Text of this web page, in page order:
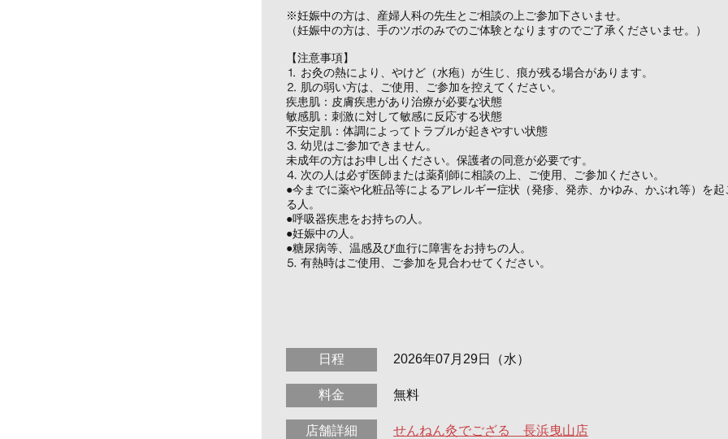
※妊娠中の方は、産婦人科の先生とご相談の上ご参加下さいませ。
（妊娠中の方は、手のツボのみでのご体験となりますのでご了承くださいませ。）
【注意事項】
⒈ お灸の熱により、やけど（水疱）が生じ、痕が残る場合があります。
⒉ 肌の弱い方は、ご使用、ご参加を控えてください。
疾患肌：皮膚疾患があり治療が必要な状態
敏感肌：刺激に対して敏感に反応する状態
不安定肌：体調によってトラブルが起きやすい状態
⒊ 幼児はご参加できません。
未成年の方はお申し出ください。保護者の同意が必要です。
⒋ 次の人は必ず医師または薬剤師に相談の上、ご使用、ご参加ください。
●今までに薬や化粧品等によるアレルギー症状（発疹、発赤、かゆみ、かぶれ等）を起
る人。
●呼吸器疾患をお持ちの人。
●妊娠中の人。
●糖尿病等、温感及び血行に障害をお持ちの人。
⒌ 有熱時はご使用、ご参加を見合わせてください。
日程 2026年07月29日（水）
料金 無料
店舗詳細 せんねん灸でござる 長浜曳山店